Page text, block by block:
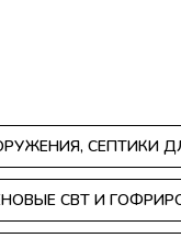
СЕПТИКИ
СВТ И